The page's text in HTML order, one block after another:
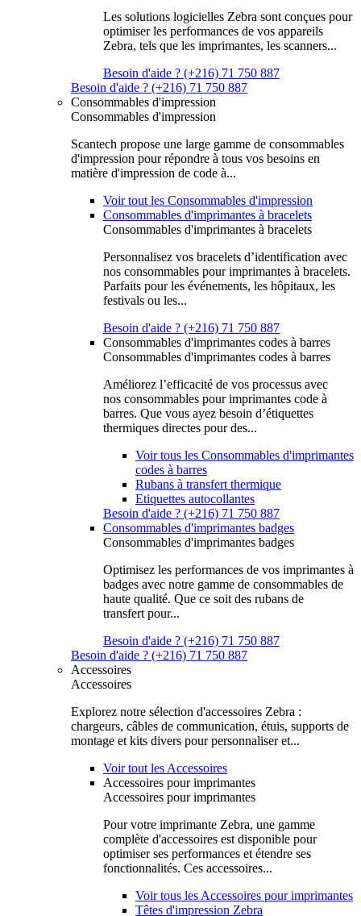
Les solutions logicielles Zebra sont conçues pour
optimiser les performances de vos appareils
Zebra, tels que les imprimantes, les scanners...
Besoin d'aide ? (+216) 71 750 887
Besoin d'aide ? (+216) 71 750 887
Consommables d'impression
Consommables d'impression
Scantech propose une large gamme de consommables
d'impression pour répondre à tous vos besoins en
matière d'impression de code à...
Voir tout les Consommables d'impression
Consommables d'imprimantes à bracelets
Consommables d'imprimantes à bracelets
Personnalisez vos bracelets d’identification avec
nos consommables pour imprimantes à bracelets.
Parfaits pour les événements, les hôpitaux, les
festivals ou les...
Besoin d'aide ? (+216) 71 750 887
Consommables d'imprimantes codes à barres
Consommables d'imprimantes codes à barres
Améliorez l’efficacité de vos processus avec
nos consommables pour imprimantes code à
barres. Que vous ayez besoin d’étiquettes
thermiques directes pour des...
Voir tous les Consommables d'imprimantes
codes à barres
Rubans à transfert thermique
Etiquettes autocollantes
Besoin d'aide ? (+216) 71 750 887
Consommables d'imprimantes badges
Consommables d'imprimantes badges
Optimisez les performances de vos imprimantes à
badges avec notre gamme de consommables de
haute qualité. Que ce soit des rubans de
transfert pour...
Besoin d'aide ? (+216) 71 750 887
Besoin d'aide ? (+216) 71 750 887
Accessoires
Accessoires
Explorez notre sélection d'accessoires Zebra :
chargeurs, câbles de communication, étuis, supports de
montage et kits divers pour personnaliser et...
Voir tout les Accessoires
Accessoires pour imprimantes
Accessoires pour imprimantes
Pour votre imprimante Zebra, une gamme
complète d'accessoires est disponible pour
optimiser ses performances et étendre ses
fonctionnalités. Ces accessoires...
Voir tous les Accessoires pour imprimantes
Têtes d'impression Zebra